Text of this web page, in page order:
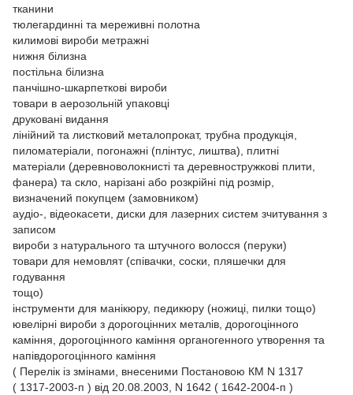
тканини
тюлегардинні та мереживні полотна
килимові вироби метражні
нижня білизна
постільна білизна
панчішно-шкарпеткові вироби
товари в аерозольній упаковці
друковані видання
лінійний та листковий металопрокат, трубна продукція,
пиломатеріали, погонажні (плінтус, лиштва), плитні
матеріали (деревноволокнисті та деревностружкові плити,
фанера) та скло, нарізані або розкрійні під розмір,
визначений покупцем (замовником)
аудіо-, відеокасети, диски для лазерних систем зчитування з
записом
вироби з натурального та штучного волосся (перуки)
товари для немовлят (співачки, соски, пляшечки для
годування
тощо)
інструменти для манікюру, педикюру (ножиці, пилки тощо)
ювелірні вироби з дорогоцінних металів, дорогоцінного
каміння, дорогоцінного каміння органогенного утворення та
напівдорогоцінного каміння
( Перелік із змінами, внесеними Постановою КМ N 1317
( 1317-2003-п ) від 20.08.2003, N 1642 ( 1642-2004-п )